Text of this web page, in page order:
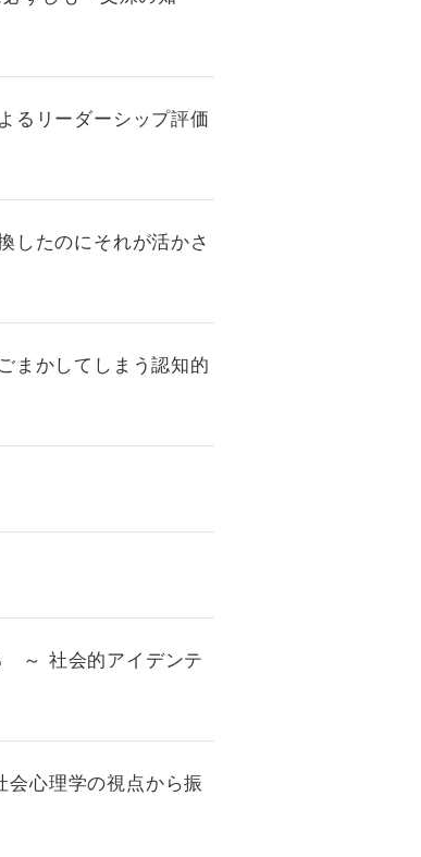
るリーダーシップ評価
したのにそれが活かさ
まかしてしまう認知的
～ 社会的アイデンテ
心理学の視点から振